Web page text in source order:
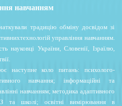
навчанням
традицію обміну досвідом зі
управління навчанням.
науковці України, Словенії, Ізраїлю,
наступне коло питань: психолого-
навчання; інформаційні та
навчанням; методика адаптивного
та школі; освітні вимірювання в